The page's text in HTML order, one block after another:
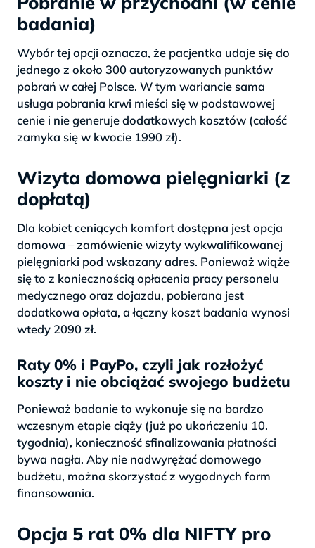
badania)
Wybór tej opcji oznacza, że pacjentka udaje się do
jednego z około 300 autoryzowanych punktów
pobrań w całej Polsce. W tym wariancie sama
usługa pobrania krwi mieści się w podstawowej
cenie i nie generuje dodatkowych kosztów (całość
zamyka się w kwocie 1990 zł).
Wizyta domowa pielęgniarki (z
dopłatą)
Dla kobiet ceniących komfort dostępna jest opcja
domowa – zamówienie wizyty wykwalifikowanej
pielęgniarki pod wskazany adres. Ponieważ wiąże
się to z koniecznością opłacenia pracy personelu
medycznego oraz dojazdu, pobierana jest
dodatkowa opłata, a łączny koszt badania wynosi
wtedy 2090 zł.
Raty 0% i PayPo, czyli jak rozłożyć
koszty i nie obciążać swojego budżetu
Ponieważ badanie to wykonuje się na bardzo
wczesnym etapie ciąży (już po ukończeniu 10.
tygodnia), konieczność sfinalizowania płatności
bywa nagła. Aby nie nadwyrężać domowego
budżetu, można skorzystać z wygodnych form
finansowania.
Opcja 5 rat 0% dla NIFTY pro